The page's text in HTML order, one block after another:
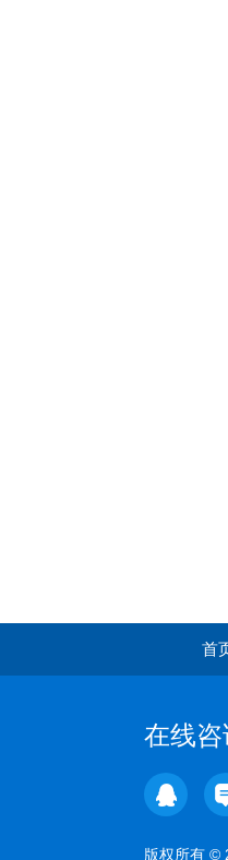
首
在线咨
版权所有 ©